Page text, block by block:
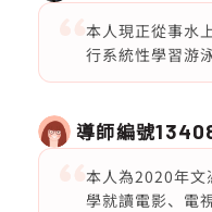
本人現正從事水
行系統性學習游
導師編號
本人為2020年文
學就讀電影、電